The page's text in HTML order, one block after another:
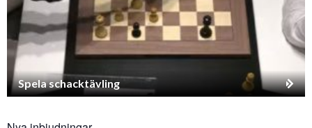
Spela schacktävling